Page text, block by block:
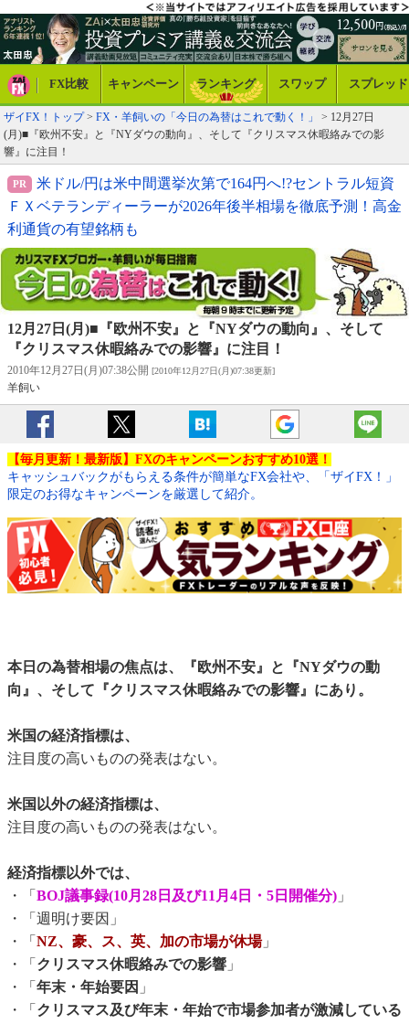
FX比較 キャンペーン ランキング スワップ スプレッド
ザイFX！トップ> FX・羊飼いの「今日の為替はこれで動く！」
> 12月27日
(月)■『欧州不安』と『NYダウの動向』、そして『クリスマス休暇絡みでの影
響』に注目！
米ドル/円は米中間選挙次第で164円へ!?セントラル短資
ＦＸベテランディーラーが2026年後半相場を徹底予測！高金
利通貨の有望銘柄も
12月27日(月)■『欧州不安』と『NYダウの動向』、そして
『クリスマス休暇絡みでの影響』に注目！
2010年12月27日(月)07:38公開 [2010年12月27日(月)07:38更新]
羊飼い
【毎月更新！最新版】FXのキャンペーンおすすめ10選！
キャッシュバックがもらえる条件が簡単なFX会社や、「ザイFX！」
限定のお得なキャンペーンを厳選して紹介。
本日の為替相場の焦点は、『欧州不安』と『NYダウの動
向』、そして『クリスマス休暇絡みでの影響』にあり。
米国の経済指標は、
注目度の高いものの発表はない。
米国以外の経済指標は、
注目度の高いものの発表はない。
経済指標以外では、
・「 BOJ議事録(10月28日及び11月4日・5日開催分) 」
・「週明け要因」
・「 NZ、豪、ス、英、加の市場が休場」
・「 クリスマス休暇絡みでの影響 」
・「 年末・年始要因 」
・「 クリスマス及び年末・年始で市場参加者が激減している